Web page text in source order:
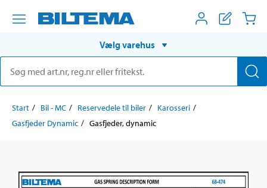
Vælg varehus
Start Bil - MC Reservedele til biler
Karosseri
Gasfjeder Dynamic
Gasfjeder, dynamic